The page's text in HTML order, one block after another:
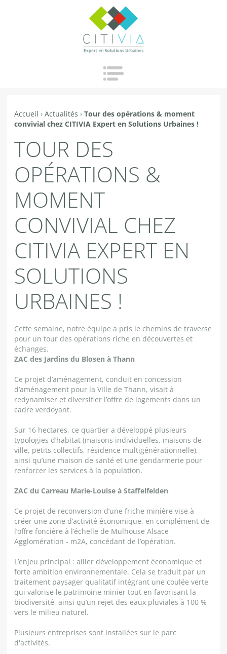
Jump to navigation
Vous
ici
Accueil › Actualités › Tour des opérations & moment
convivial chez CITIVIA Expert en Solutions Urbaines !
TOUR DES
OPÉRATIONS &
MOMENT
CONVIVIAL CHEZ
CITIVIA EXPERT EN
SOLUTIONS
URBAINES !
Cette semaine, notre équipe a pris le chemins de traverse
pour un tour des opérations riche en découvertes et
échanges.
ZAC des Jardins du Blosen à Thann
Ce projet d’aménagement, conduit en concession
d’aménagement pour la Ville de Thann, visait à
redynamiser et diversifier l’offre de logements dans un
cadre verdoyant.
Sur 16 hectares, ce quartier a développé plusieurs
typologies d’habitat (maisons individuelles, maisons de
ville, petits collectifs, résidence multigénérationnelle),
ainsi qu’une maison de santé et une gendarmerie pour
renforcer les services à la population.
ZAC du Carreau Marie-Louise à Staffelfelden
Ce projet de reconversion d’une friche minière vise à
créer une zone d’activité économique, en complément de
l’offre foncière à l’échelle de Mulhouse Alsace
Agglomération - m2A, concédant de l’opération.
L’enjeu principal : allier développement économique et
forte ambition environnementale. Cela se traduit par un
traitement paysager qualitatif intégrant une coulée verte
qui valorise le patrimoine minier tout en favorisant la
biodiversité, ainsi qu’un rejet des eaux pluviales à 100 %
vers le milieu naturel.
Plusieurs entreprises sont installées sur le parc
d'activités.